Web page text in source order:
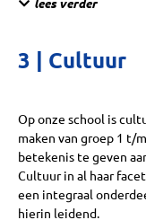
3 | Cultuur
Op onze school is
maken van groep 1 t/
betekenis te geven
Cultuur in al haar
een integraal
hierin leidend.